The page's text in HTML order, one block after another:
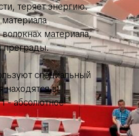
теряет энергию.
материала,
преграды.
специальный
находятся в
- абсолютное